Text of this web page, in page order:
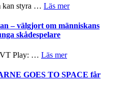
Edge
rolig
med
Jackie
kan styra … Läs merom
börjar
Vem
– välgjort om människans
skådespelare
Play: … Läs merom
av
GOES TO SPACE får